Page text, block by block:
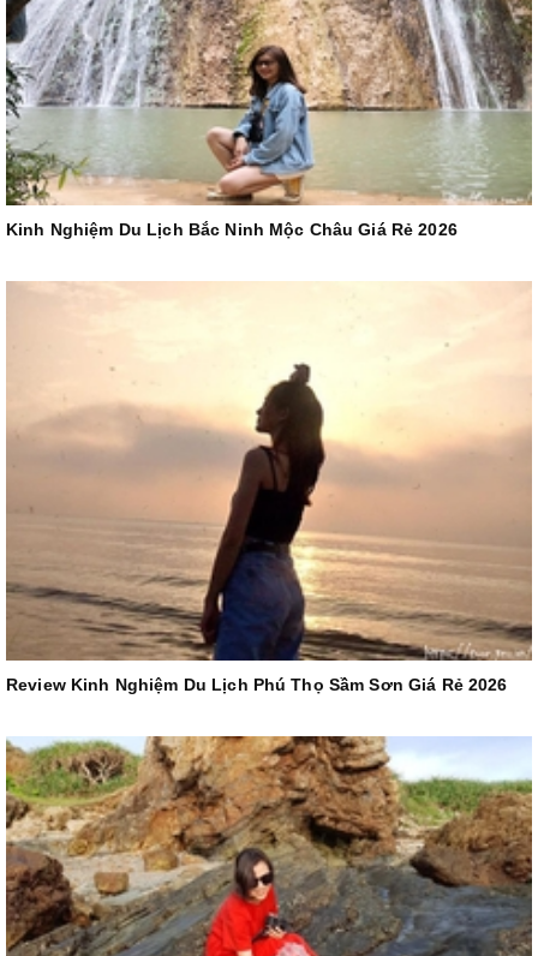
Kinh Nghiệm Du Lịch Bắc Ninh Mộc Châu Giá Rẻ 2026
Review Kinh Nghiệm Du Lịch Phú Thọ Sầm Sơn Giá Rẻ 2026